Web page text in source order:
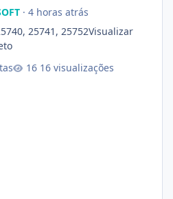
· 4 horas atrás
25741, 25752Visualizar
16 visualizações